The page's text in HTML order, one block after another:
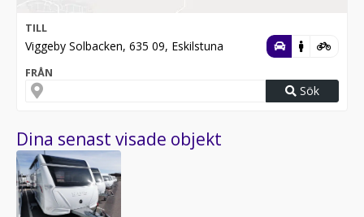
TILL
Viggeby Solbacken, 635 09, Eskilstuna
FRÅN
Sök
Dina senast visade objekt